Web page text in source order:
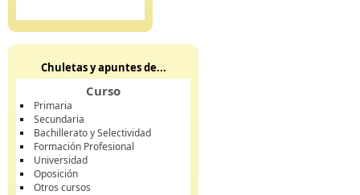
Chuletas y apuntes de...
Curso
Primaria
Secundaria
Bachillerato y Selectividad
Formación Profesional
Universidad
Oposición
Otros cursos